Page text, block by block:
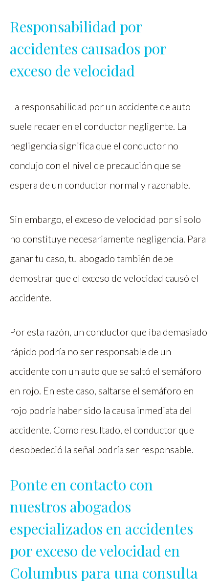
Responsabilidad por
accidentes causados por
exceso de velocidad
La responsabilidad por un accidente de auto
suele recaer en el conductor negligente. La
negligencia significa que el conductor no
condujo con el nivel de precaución que se
espera de un conductor normal y razonable.
Sin embargo, el exceso de velocidad por sí solo
no constituye necesariamente negligencia. Para
ganar tu caso, tu abogado también debe
demostrar que el exceso de velocidad causó el
accidente.
Por esta razón, un conductor que iba demasiado
rápido podría no ser responsable de un
accidente con un auto que se saltó el semáforo
en rojo. En este caso, saltarse el semáforo en
rojo podría haber sido la causa inmediata del
accidente. Como resultado, el conductor que
desobedeció la señal podría ser responsable.
Ponte en contacto con
nuestros abogados
especializados en accidentes
por exceso de velocidad en
Columbus para una consulta